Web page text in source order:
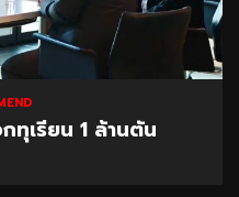
เรียน 1 ล้านตัน